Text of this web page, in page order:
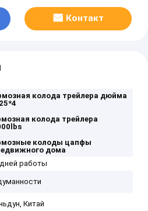
Контакт
колода трейлера дюйма
колода трейлера
колоды цапфы
дома
работы
Китай